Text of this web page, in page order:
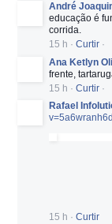
André
educação é
corrida.
15 h · Curtir ·
Ana Ketlyn
frente,
15 h · Curtir ·
Rafael
15 h · Curtir